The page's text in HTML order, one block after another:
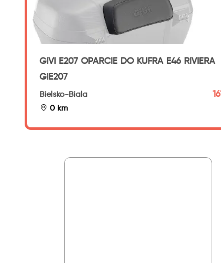
GIVI E207 OPARCIE DO KUFRA E46 RIVIERA
GIE207
Bielsko-Biala
0 km